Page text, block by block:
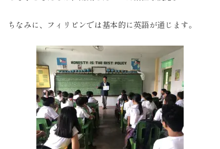
ちなみに、フィリピンでは基本的に英語が通じます。